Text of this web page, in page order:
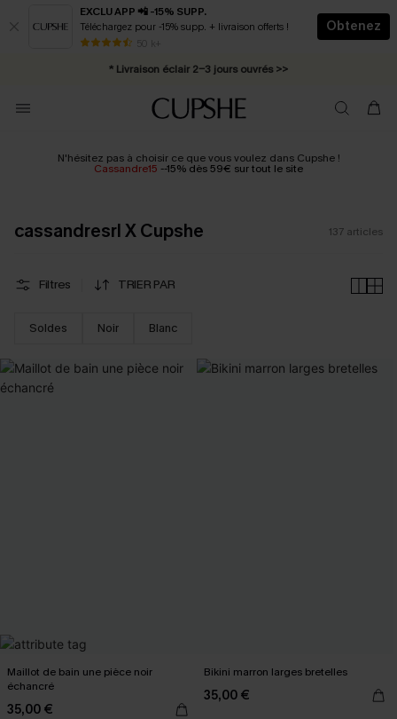
EXCLU APP 📲 -15% SUPP.
Téléchargez pour -15% supp. + livraison offerts !
50 k+
Obtenez
* Livraison éclair 2-3 jours ouvrés >>
Abonnement E-mail : -25% dès 4 achetés >>
N'hésitez pas à choisir ce que vous voulez dans Cupshe !
Cassandre15 --15% dès 59€ sur tout le site
cassandresrl X Cupshe 137 articles
Filtres TRIER PAR
Soldes Noir Blanc
Maillot de bain une pièce noir
échancré
35,00 €
Bikini marron larges bretelles
35,00 €